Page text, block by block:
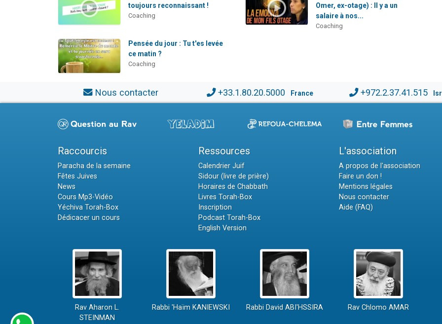
toujours reconnaissant !
Coaching
Omer, ex-otage) : Il y a un
salaire à nos...
Coaching
Pensée du jour : Tu t'es levée
ce matin ?
Coaching
Nous contacter +33.1.80.20.5000 France +972.2.37.41.515
Raccourcis
Paracha de la semaine
Fêtes Juives
News
Cours Mp3-Vidéo
Yéchiva Torah-Box
Dédicacer un cours
Ressources
Calendrier Juif
Sidour (livre de prière)
Horaires de Chabbath
Livres Torah-Box
Inscription
Podcast Torah-Box
English Version
L'association
A propos de l'association
Faire un don !
Mentions légales
Nous contacter
Aide (FAQ)
Rav Aharon L.
STEINMAN
Rabbi 'Haïm KANIEWSKI Rabbi David ABI'HSSIRA Rav Chlomo AMAR